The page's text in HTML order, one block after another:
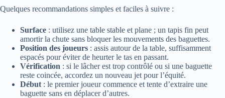
Quelques recommandations simples et faciles à suivre :
Surface : utilisez une table stable et plane ; un tapis fin peut
amortir la chute sans bloquer les mouvements des baguettes.
Position des joueurs : assis autour de la table, suffisamment
espacés pour éviter de heurter le tas en passant.
Vérification : si le lâcher est trop contrôlé ou si une baguette
reste coincée, accordez un nouveau jet pour l’équité.
Début : le premier joueur commence et tente d’extraire une
baguette sans en déplacer d’autres.